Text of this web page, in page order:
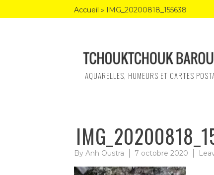
to
Accueil » IMG_20200818_155638
AQUARELLES, HUMEURS ET CARTES
ByAnh Oustra 7 octobre 2020